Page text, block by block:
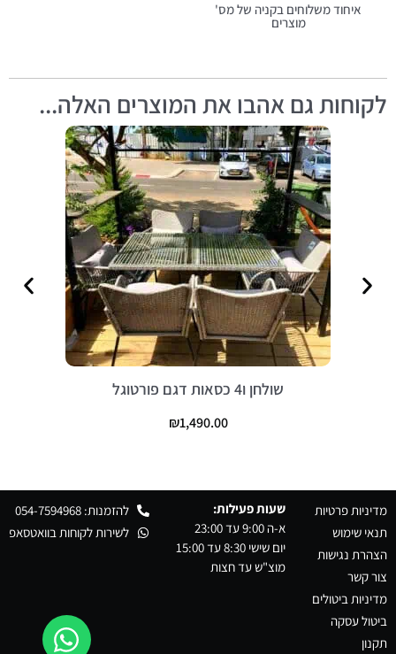
איחוד משלוחים בקניה של מס'
מוצרים
לקוחות גם אהבו את המוצרים האלה...
שולחן ו4 כסאות דגם פורטוגל
₪1,490.00
מדיניות פרטיות
תנאי שימוש
הצהרת נגישות
צור קשר
מדיניות ביטולים
ביטול עסקה
תקנון
שעות פעילות:
א-ה 9:00 עד 23:00
יום שישי 8:30 עד 15:00
מוצ"ש עד חצות
להזמנות: 054-7594968
לשירות לקוחות בוואטסאפ